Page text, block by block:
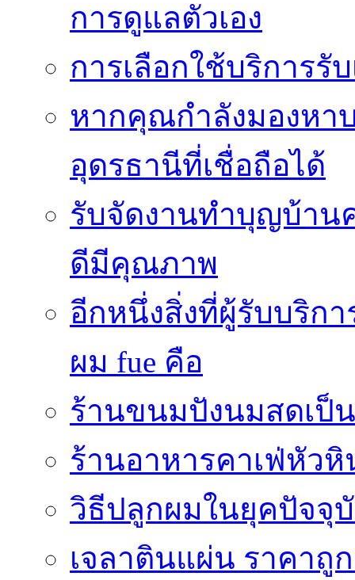
การดูแลตัวเอง
การเลือกใช้บริการรั
หากคุณกำลังมองหา
อุดรธานีที่เชื่อถือได้
รับจัดงานทำบุญบ้าน
ดีมีคุณภาพ
อีกหนึ่งสิ่งที่ผู้รับบริก
ผม fue คือ
ร้านขนมปังนมสดเป็
ร้านอาหารคาเฟ่หัว
วิธีปลูกผมในยุคปัจจุ
เจลาตินแผ่น ราคาถู